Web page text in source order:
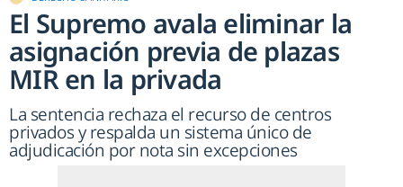
El Supremo avala eliminar la
asignación previa de plazas
MIR en la privada
La sentencia rechaza el recurso de centros
privados y respalda un sistema único de
adjudicación por nota sin excepciones